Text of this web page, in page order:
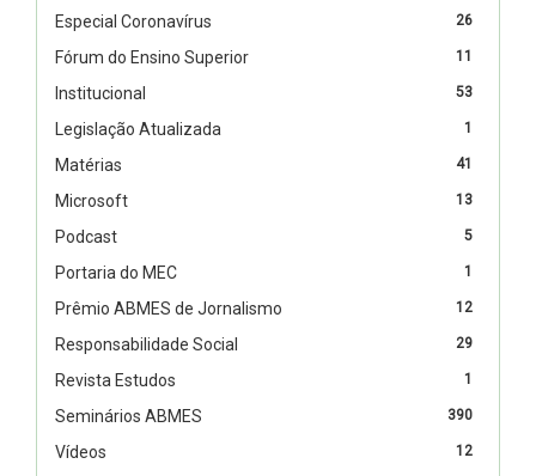
26
Especial Coronavírus
11
Fórum do Ensino Superior
53
Institucional
1
Legislação Atualizada
41
Matérias
13
Microsoft
5
Podcast
1
Portaria do MEC
12
Prêmio ABMES de Jornalismo
29
Responsabilidade Social
1
Revista Estudos
390
Seminários ABMES
12
Vídeos